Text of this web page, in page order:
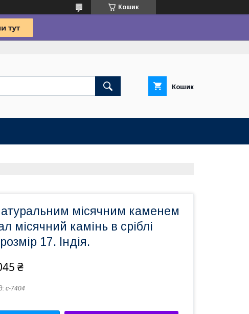
Кошик
Кошик
місячним каменем
місячний камінь в сріблі
17. Індія.
₴
с-7404